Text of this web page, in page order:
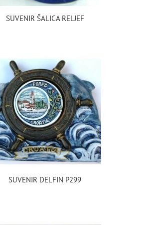
SUVENIR ŠALICA RELJEF
SUVENIR DELFIN P299